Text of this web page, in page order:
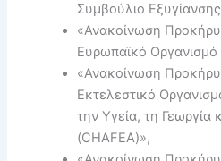
Συμβούλιο
«Ανακοίνωση
Ευρωπαϊκό
«Ανακοίνωση
Εκτελεστικό
την Υγεία, τη Γεωργία
(CHAFEA)»,